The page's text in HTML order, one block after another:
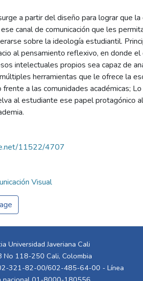
a partir del diseño para lograr que la
canal de comunicación que les
sobre la ideología estudiantil.
al pensamiento reflexivo, en donde
intelectuales propios sea capaz de
herramientas que le ofrece la
a las comunidades académicas;
al estudiante ese papel protagónico
11522/4707
Visual
Universidad Javeriana Cali
No 118-250 Cali, Colombia
321-82-00/602-485-64-00 - Línea